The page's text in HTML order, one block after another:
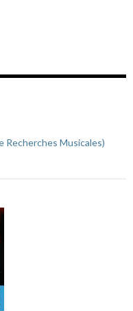
Recherches Musicales)